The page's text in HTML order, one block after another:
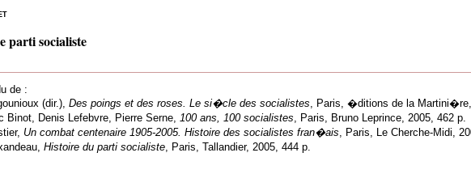
parti socialiste
de :
(dir.), Des poings et des roses. Le si�cle des socialistes , Paris, �ditions de la
Denis Lefebvre, Pierre Serne,
100 ans, 100 socialistes , Paris, Bruno Leprince, 2005, 462 p.
Un combat centenaire 1905-2005. Histoire des socialistes fran�ais , Paris, Le Cherche-Midi,
Histoire du parti socialiste , Paris, Tallandier, 2005, 444 p.